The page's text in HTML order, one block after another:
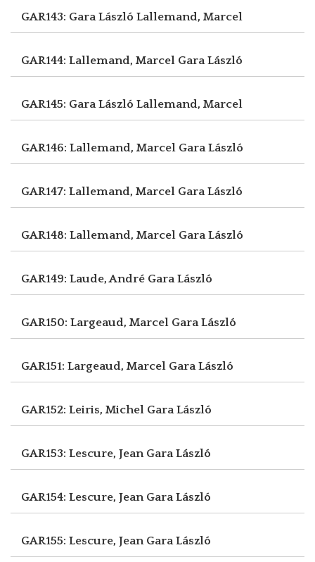
GAR143: Gara László Lallemand, Marcel
GAR144: Lallemand, Marcel Gara László
GAR145: Gara László Lallemand, Marcel
GAR146: Lallemand, Marcel Gara László
GAR147: Lallemand, Marcel Gara László
GAR148: Lallemand, Marcel Gara László
GAR149: Laude, André Gara László
GAR150: Largeaud, Marcel Gara László
GAR151: Largeaud, Marcel Gara László
GAR152: Leiris, Michel Gara László
GAR153: Lescure, Jean Gara László
GAR154: Lescure, Jean Gara László
GAR155: Lescure, Jean Gara László